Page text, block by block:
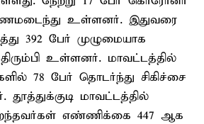
உள்ளனர். இதுவரை
392 பேர் முழுமையாக
உள்ளனர். மாவட்டத்தில்
78 பேர் தொடர்ந்து சிகிச்சை
தூத்துக்குடி மாவட்டத்தில்
எண்ணிக்கை 447 ஆக